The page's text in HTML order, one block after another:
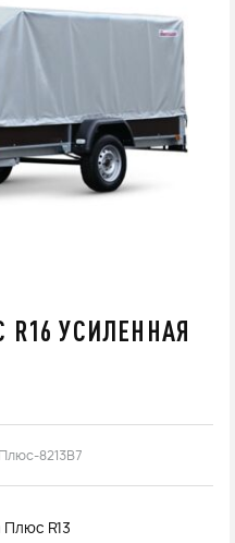
УСИЛЕННАЯ
8213B7
Плюс R13